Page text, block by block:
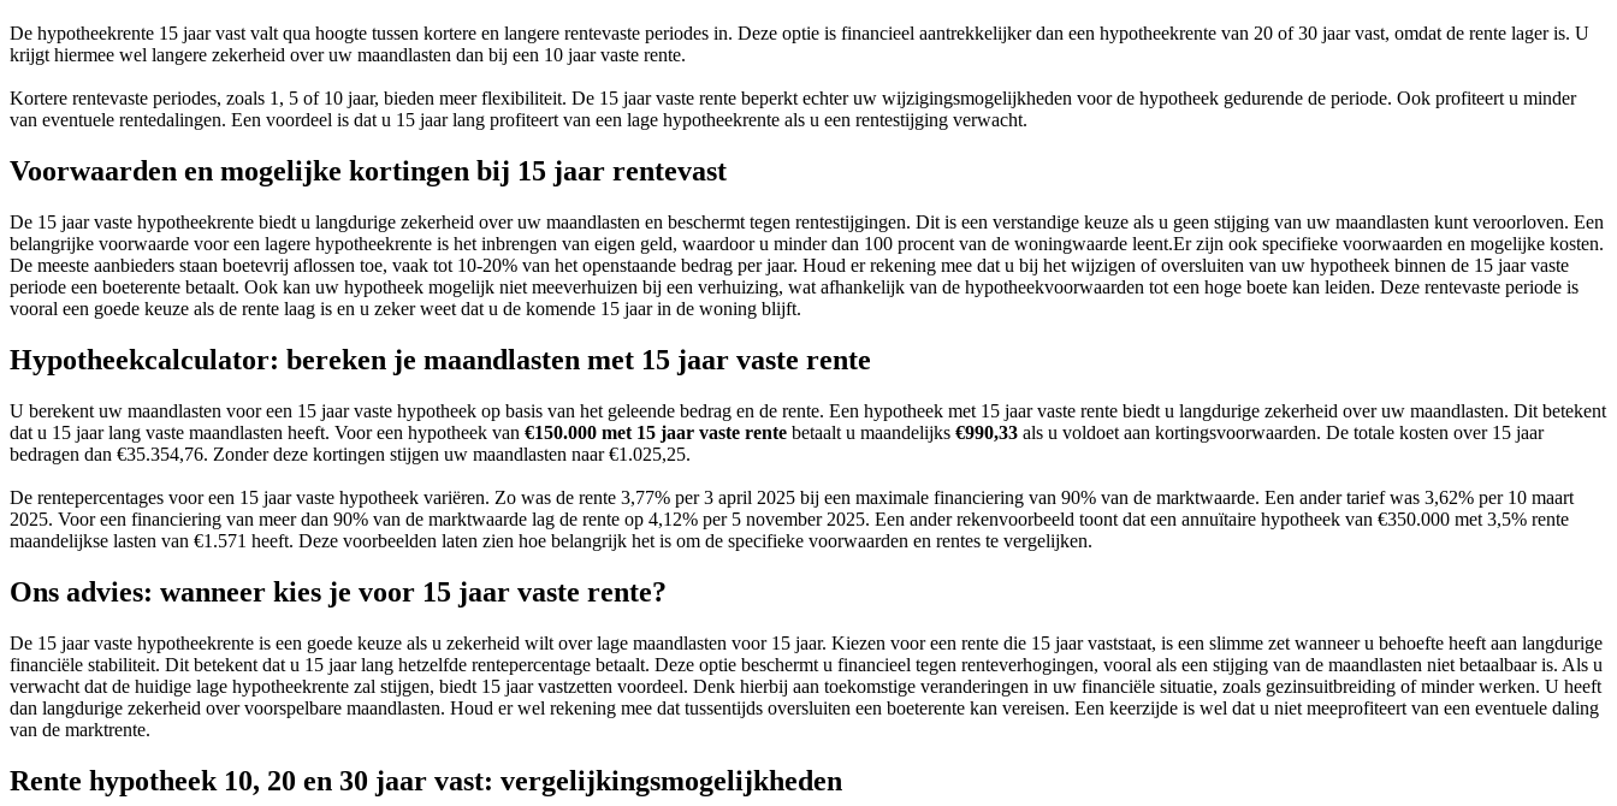
De hypotheekrente 15 jaar vast valt qua hoogte tussen kortere en langere rentevaste periodes in. Deze optie is financieel aantrekkelijker dan een hypotheekrente van 20 of 30 jaar vast, omdat de rente lager is. U
krijgt hiermee wel langere zekerheid over uw maandlasten dan bij een 10 jaar vaste rente.
Kortere rentevaste periodes, zoals 1, 5 of 10 jaar, bieden meer flexibiliteit. De 15 jaar vaste rente beperkt echter uw wijzigingsmogelijkheden voor de hypotheek gedurende de periode. Ook profiteert u minder
van eventuele rentedalingen. Een voordeel is dat u 15 jaar lang profiteert van een lage hypotheekrente als u een rentestijging verwacht.
Voorwaarden en mogelijke kortingen bij 15 jaar rentevast
De 15 jaar vaste hypotheekrente biedt u langdurige zekerheid over uw maandlasten en beschermt tegen rentestijgingen. Dit is een verstandige keuze als u geen stijging van uw maandlasten kunt veroorloven. Een
belangrijke voorwaarde voor een lagere hypotheekrente is het inbrengen van eigen geld, waardoor u minder dan 100 procent van de woningwaarde leent.Er zijn ook specifieke voorwaarden en mogelijke kosten.
De meeste aanbieders staan boetevrij aflossen toe, vaak tot 10-20% van het openstaande bedrag per jaar. Houd er rekening mee dat u bij het wijzigen of oversluiten van uw hypotheek binnen de 15 jaar vaste
periode een boeterente betaalt. Ook kan uw hypotheek mogelijk niet meeverhuizen bij een verhuizing, wat afhankelijk van de hypotheekvoorwaarden tot een hoge boete kan leiden. Deze rentevaste periode is
vooral een goede keuze als de rente laag is en u zeker weet dat u de komende 15 jaar in de woning blijft.
Hypotheekcalculator: bereken je maandlasten met 15 jaar vaste rente
U berekent uw maandlasten voor een 15 jaar vaste hypotheek op basis van het geleende bedrag en de rente. Een hypotheek met 15 jaar vaste rente biedt u langdurige zekerheid over uw maandlasten. Dit betekent
dat u 15 jaar lang vaste maandlasten heeft. Voor een hypotheek van €150.000 met 15 jaar vaste rente betaalt u maandelijks €990,33 als u voldoet aan kortingsvoorwaarden. De totale kosten over 15 jaar
bedragen dan €35.354,76. Zonder deze kortingen stijgen uw maandlasten naar €1.025,25.
De rentepercentages voor een 15 jaar vaste hypotheek variëren. Zo was de rente 3,77% per 3 april 2025 bij een maximale financiering van 90% van de marktwaarde. Een ander tarief was 3,62% per 10 maart
2025. Voor een financiering van meer dan 90% van de marktwaarde lag de rente op 4,12% per 5 november 2025. Een ander rekenvoorbeeld toont dat een annuïtaire hypotheek van €350.000 met 3,5% rente
maandelijkse lasten van €1.571 heeft. Deze voorbeelden laten zien hoe belangrijk het is om de specifieke voorwaarden en rentes te vergelijken.
Ons advies: wanneer kies je voor 15 jaar vaste rente?
De 15 jaar vaste hypotheekrente is een goede keuze als u zekerheid wilt over lage maandlasten voor 15 jaar. Kiezen voor een rente die 15 jaar vaststaat, is een slimme zet wanneer u behoefte heeft aan langdurige
financiële stabiliteit. Dit betekent dat u 15 jaar lang hetzelfde rentepercentage betaalt. Deze optie beschermt u financieel tegen renteverhogingen, vooral als een stijging van de maandlasten niet betaalbaar is. Als u
verwacht dat de huidige lage hypotheekrente zal stijgen, biedt 15 jaar vastzetten voordeel. Denk hierbij aan toekomstige veranderingen in uw financiële situatie, zoals gezinsuitbreiding of minder werken. U heeft
dan langdurige zekerheid over voorspelbare maandlasten. Houd er wel rekening mee dat tussentijds oversluiten een boeterente kan vereisen. Een keerzijde is wel dat u niet meeprofiteert van een eventuele daling
van de marktrente.
Rente hypotheek 10, 20 en 30 jaar vast: vergelijkingsmogelijkheden